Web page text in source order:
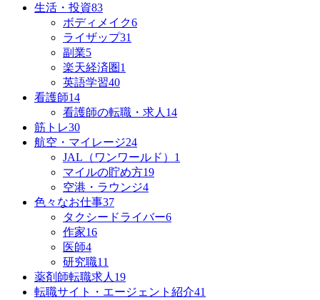
生活・投資83
ボディメイク6
ライザップ31
副業5
楽天経済圏 1
英語学習40
看護師14
看護師の転職・求人 14
筋トレ30
航空・マイレージ24
JAL（ワンワールド） 1
マイルの貯め方19
空港・ラウンジ4
色々なお仕事37
タクシードライバー6
作家16
医師4
研究職11
薬剤師転職求人 19
転職サイト・エージェント紹介41